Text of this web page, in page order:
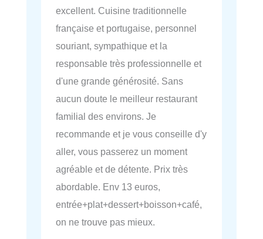
excellent. Cuisine traditionnelle
française et portugaise, personnel
souriant, sympathique et la
responsable très professionnelle et
d'une grande générosité. Sans
aucun doute le meilleur restaurant
familial des environs. Je
recommande et je vous conseille d'y
aller, vous passerez un moment
agréable et de détente. Prix très
abordable. Env 13 euros,
entrée+plat+dessert+boisson+café,
on ne trouve pas mieux.